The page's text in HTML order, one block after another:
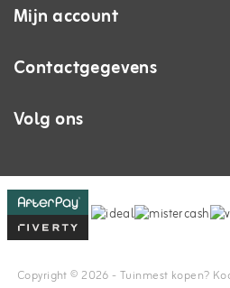
Mijn account
Contactgegevens
Volg ons
Copyright © 2026 - Tuinmest kopen?